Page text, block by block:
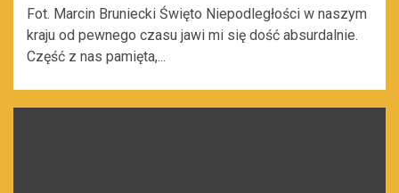
Fot. Marcin Bruniecki Święto Niepodległości w naszym
kraju od pewnego czasu jawi mi się dość absurdalnie.
Część z nas pamięta,...